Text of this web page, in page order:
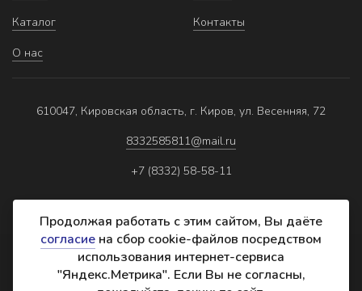
Каталог
О нас
Контакты
610047, Кировская область, г. Киров, ул. Весенняя, 72
8332585811@mail.ru
+7 (8332) 58-58-11
Политика обработки персональных данных
Реквизиты
Продолжая работать с этим сайтом, Вы даёте
согласие на сбор cookie-файлов посредством
использования интернет-сервиса
"Яндекс.Метрика". Если Вы не согласны,